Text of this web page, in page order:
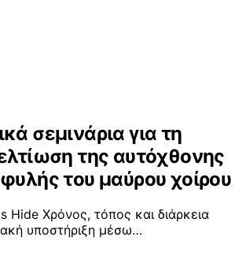
σεμινάρια για τη
της αυτόχθονης
του μαύρου χοίρου
Hide Χρόνος, τόπος και διάρκεια
υποστήριξη μέσω…